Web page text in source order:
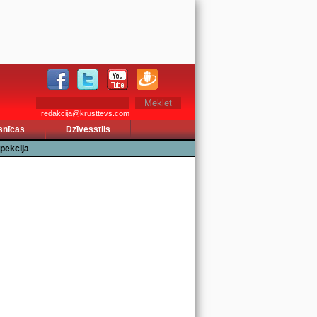
redakcija@krusttevs.com
Dzīvesstils